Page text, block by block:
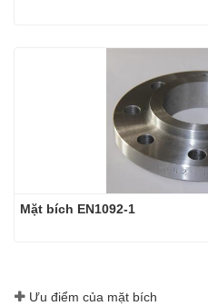
Mặt bích EN1092-1
Ưu điểm của mặt bích